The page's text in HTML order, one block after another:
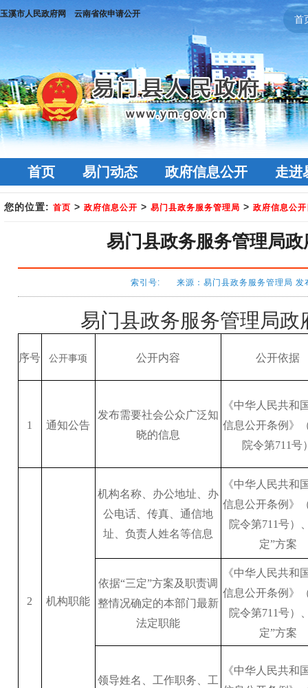
首
玉溪市人民政府网 云南省依申请公开
首页 易门动态 政府信息公开 走进
您的位置: 首页 > 政府信息公开 > 易门县政务服务管理局 > 政府信息公
易门县政务服务管理局
索引号: 来源：易门县政务服务管理
易门县政务服务管理 局政
序号 公开事项 公开内容 公开依据
1 通知公告
发布需要社会公众广泛知
晓的信息
《中华人民共和
信息公开条例》
院令第711号
2 机构职能
机构名称、办公地址、办
公电话、传真、通信地
址、负责人姓名等信息
《中华人民共和
信息公开条例》
院令第711号）
定”方案
依据“三定”方案及职责调
整情况确定的本部门最新
法定职能
《中华人民共和
信息公开条例》
院令第711号）
定”方案
领导姓名、工作职务、工
《中华人民共和